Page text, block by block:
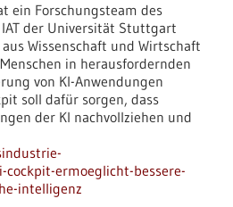
ein Forschungsteam des
IAT der Universität Stuttgart
Wissenschaft und Wirtschaft
in herausfordernden
von KI-Anwendungen
soll dafür sorgen, dass
der KI nachvollziehen und
ermoeglicht-bessere-
intelligenz